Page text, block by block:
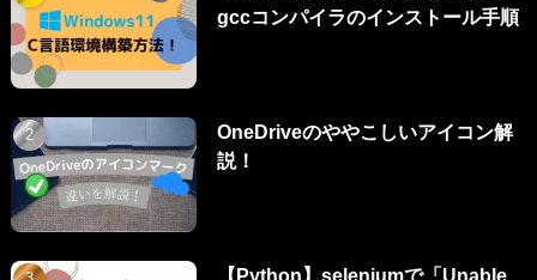
gccコンパイラのインストール手順
OneDriveのややこしいアイコン解
説！
【Python】seleniumで「Unable